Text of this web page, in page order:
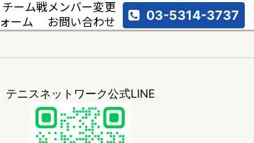
チーム戦メンバー変更
ーム
お問い合わせ 03-5314-3737
テニスネットワーク公式LINE